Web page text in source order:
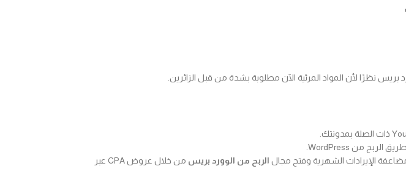
نظرًا لأن المواد المرئية الآن مطلوبة بشدة من قبل الزائرين.
مضاعفة الإيرادات الشهرية وفتح مجال الربح من الوورد بريس
من خلال عروض CPA عبر